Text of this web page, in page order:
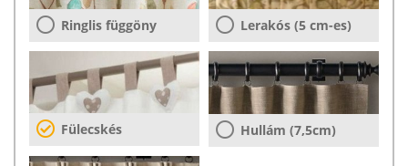
Ringlis függöny Lerakós (5 cm-es)
Fülecskés Hullám (7,5cm)